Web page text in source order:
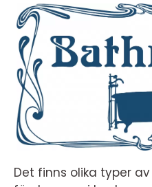
Det finns olika typer